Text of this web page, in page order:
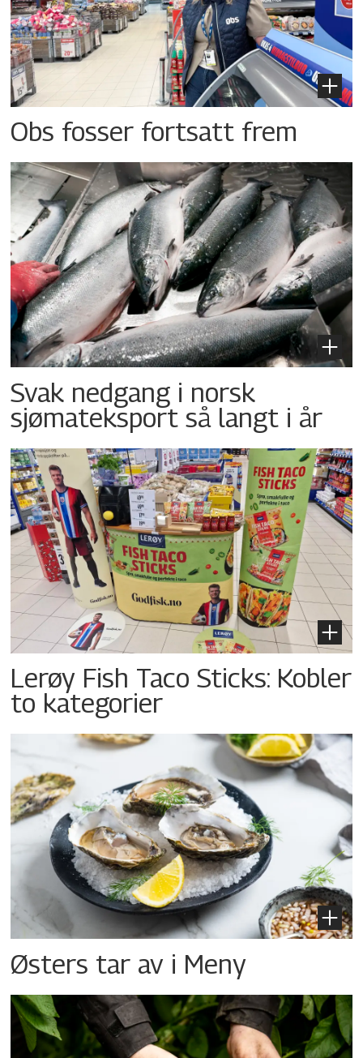
Obs fosser fortsatt frem
Svak nedgang i norsk
sjømateksport så langt i år
Lerøy Fish Taco Sticks: Kobler
to kategorier
Østers tar av i Meny